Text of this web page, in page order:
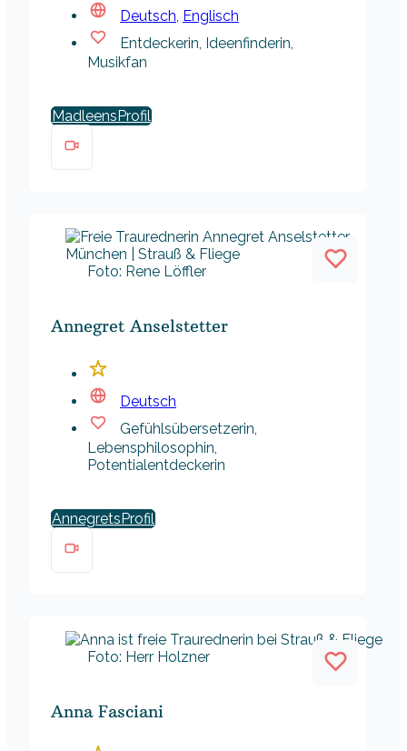
Deutsch, Englisch
Entdeckerin, Ideenfinderin,
Musikfan
Madleens
Foto: Rene Löffler
Annegret Anselstetter
Deutsch
Gefühlsübersetzerin,
Lebensphilosophin,
Potentialentdeckerin
Annegrets
Foto: Herr Holzner
Anna Fasciani